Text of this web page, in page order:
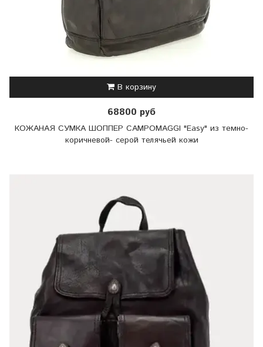
В корзину
68800 руб
КОЖАНАЯ СУМКА ШОППЕР CAMPOMAGGI "Easy" из темно-
коричневой- серой телячьей кожи